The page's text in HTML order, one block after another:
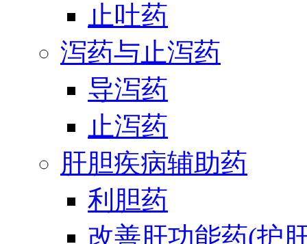
止吐药
泻药与止泻药
导泻药
止泻药
肝胆疾病辅助药
利胆药
改善肝功能药(护